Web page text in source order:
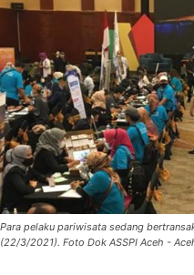
Para pelaku pariwisata sedang
(22/3/2021). Foto Dok ASSPI Aceh -